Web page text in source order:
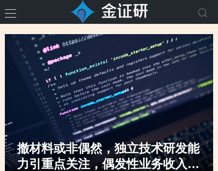
撤材料或非偶然，独立技术研发能
力引重点关注，偶发性业务收入骤